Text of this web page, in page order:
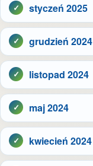
styczeń 2025
grudzień 2024
listopad 2024
maj 2024
kwiecień 2024